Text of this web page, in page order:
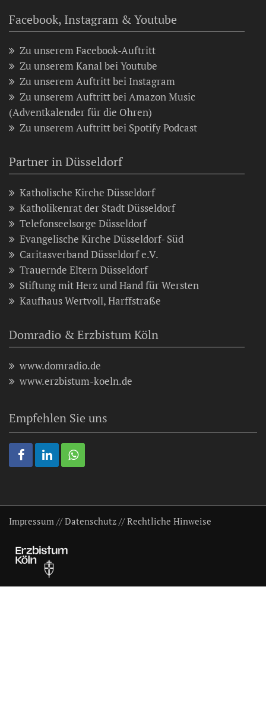
Facebook, Instagram & Youtube
Zu unserem Facebook-Auftritt
Zu unserem Kanal bei Youtube
Zu unserem Auftritt bei Instagram
Zu unserem Auftritt bei Amazon Music
(Adventkalender für die Ohren)
Zu unserem Auftritt bei Spotify Podcast
Partner in Düsseldorf
Katholische Kirche Düsseldorf
Katholikenrat der Stadt Düsseldorf
Telefonseelsorge Düsseldorf
Evangelische Kirche Düsseldorf- Süd
Caritasverband Düsseldorf e.V.
Trauernde Eltern Düsseldorf
Stiftung mit Herz und Hand für Wersten
Kaufhaus Wertvoll, Harffstraße
Domradio & Erzbistum Köln
www.domradio.de
www.erzbistum-koeln.de
Empfehlen Sie uns
Impressum //Datenschutz //Rechtliche Hinweise